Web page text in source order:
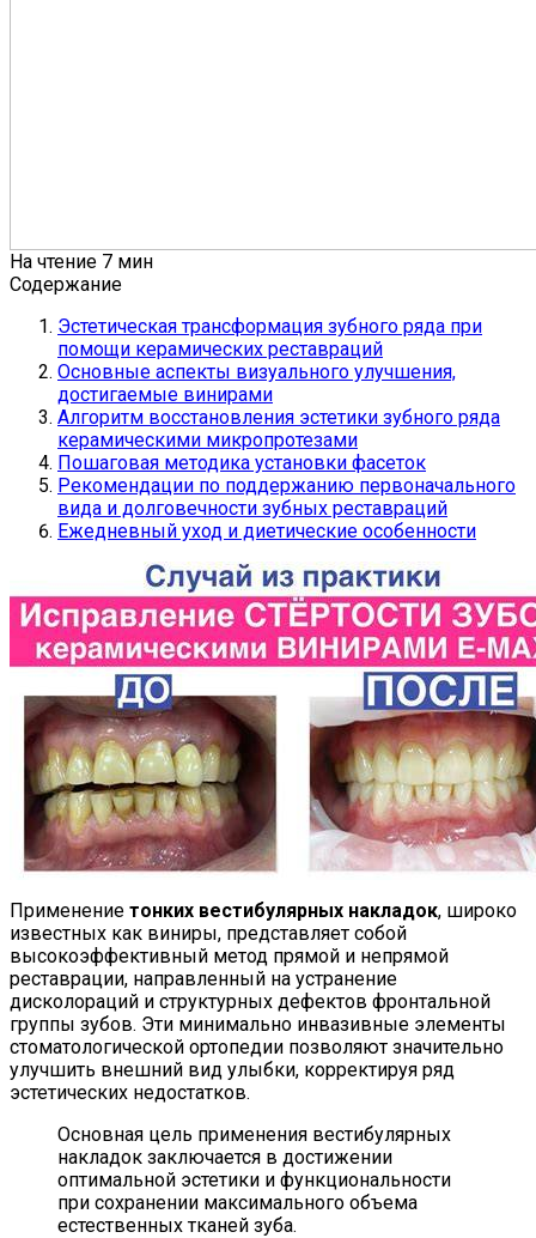
На чтение 7 мин
Содержание
Эстетическая трансформация зубного ряда при
помощи керамических реставраций
Основные аспекты визуального улучшения,
достигаемые винирами
Алгоритм восстановления эстетики зубного ряда
керамическими микропротезами
Пошаговая методика установки фасеток
Рекомендации по поддержанию первоначального
вида и долговечности зубных реставраций
Ежедневный уход и диетические особенности
Применение тонких вестибулярных накладок, широко
известных как виниры, представляет собой
высокоэффективный метод прямой и непрямой
реставрации, направленный на устранение
дисколораций и структурных дефектов фронтальной
группы зубов. Эти минимально инвазивные элементы
стоматологической ортопедии позволяют значительно
улучшить внешний вид улыбки, корректируя ряд
эстетических недостатков.
Основная цель применения вестибулярных
накладок заключается в достижении
оптимальной эстетики и функциональности
при сохранении максимального объема
естественных тканей зуба.